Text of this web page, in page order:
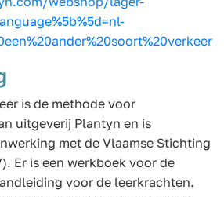
is de methode voor
uitgeverij Plantyn en is
met de Vlaamse Stichting
Er is een werkboek voor de
voor de leerkrachten.